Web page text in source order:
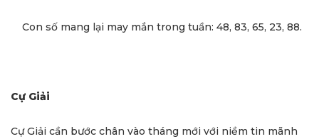
Con số mang lại may mắn trong tuần: 48, 83, 65, 23, 88.
Cự Giải
Cự Giải cần bước chân vào tháng mới với niềm tin mãnh